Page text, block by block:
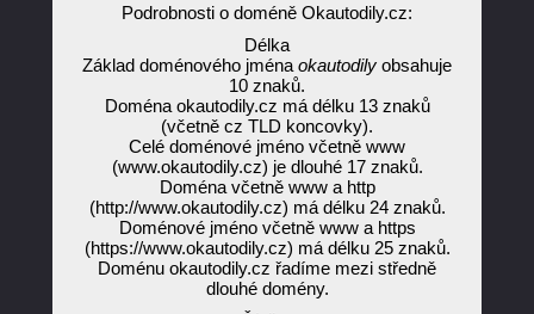
Podrobnosti o doméně Okautodily.cz:
Délka
Základ doménového jména okautodily obsahuje
10 znaků.
Doména okautodily.cz má délku 13 znaků
(včetně cz TLD koncovky).
Celé doménové jméno včetně www
(www.okautodily.cz) je dlouhé 17 znaků.
Doména včetně www a http
(http://www.okautodily.cz) má délku 24 znaků.
Doménové jméno včetně www a https
(https://www.okautodily.cz) má délku 25 znaků.
Doménu okautodily.cz řadíme mezi středně
dlouhé domény.